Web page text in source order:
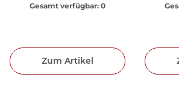
Gesamt verfügbar: 0
Zum Artikel